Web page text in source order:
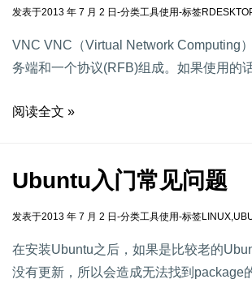
发表于2013 年 7 月 2 日 -分类工具使用-标签
VNC VNC（Virtual Network Computing
务端和一个协议(RFB)组成。如果使用的
阅读全文 »
Ubuntu入门常见问题
发表于2013 年 7 月 2 日 -分类工具使用-标签LINUX,
在安装Ubuntu之后，如果是比较老的
没有更新，所以会造成无法找到package